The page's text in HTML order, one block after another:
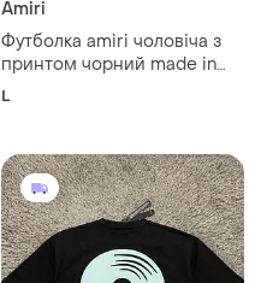
Amiri
Футболка amiri чоловіча з
принтом чорний made in
usa
L